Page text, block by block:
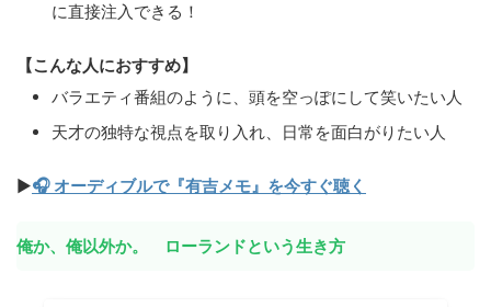
に直接注入できる！
【こんな人におすすめ】
バラエティ番組のように、頭を空っぽにして笑いたい人
天才の独特な視点を取り入れ、日常を面白がりたい人
▶🎧 オーディブルで『有吉メモ』を今すぐ聴く
俺か、俺以外か。 ローランドという生き方